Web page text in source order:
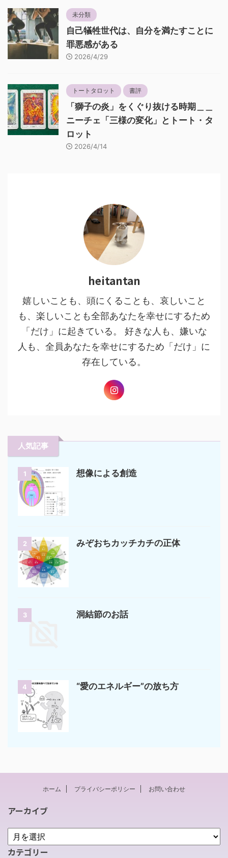
未分類
自己犠牲世代は、自分を満たすことに
罪悪感がある
2026/4/29
トートタロット 書評
「獅子の炎」をくぐり抜ける時期＿＿
ニーチェ「三様の変化」とトート・タ
ロット
2026/4/14
heitantan
嬉しいことも、頭にくることも、哀しいこと
も、楽しいことも全部あなたを幸せにするため
「だけ」に起きている。 好きな人も、嫌いな
人も、全員あなたを幸せにするため「だけ」に
存在している。
人気記事
1 想像による創造
2 みぞおちカッチカチの正体
3 洞結節のお話
4 “愛のエネルギー”の放ち方
ホーム プライバシーポリシー お問い合わせ
アーカイブ
カテゴリー